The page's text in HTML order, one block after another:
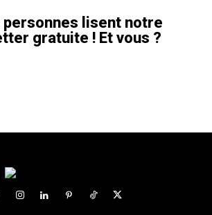
personnes lisent notre
gratuite ! Et vous ?